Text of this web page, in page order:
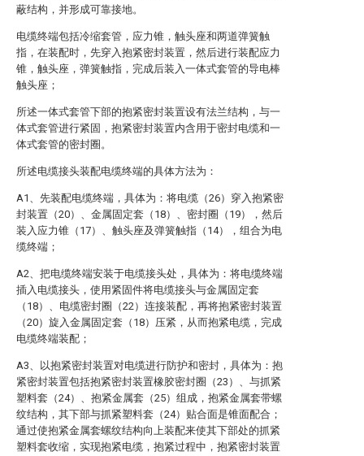
蔽结构，并形成可靠接地。
电缆终端包括冷缩套管，应力锥，触头座和两道弹簧触
指，在装配时，先穿入抱紧密封装置，然后进行装配应力
锥，触头座，弹簧触指，完成后装入一体式套管的导电棒
触头座；
所述一体式套管下部的抱紧密封装置设有法兰结构，与一
体式套管进行紧固，抱紧密封装置内含用于密封电缆和一
体式套管的密封圈。
所述电缆接头装配电缆终端的具体方法为：
A1、先装配电缆终端，具体为：将电缆（26）穿入抱紧密
封装置（20）、金属固定套（18）、密封圈（19），然后
装入应力锥（17）、触头座及弹簧触指（14），组合为电
缆终端；
A2、把电缆终端安装于电缆接头处，具体为：将电缆终端
插入电缆接头，使用紧固件将电缆接头与金属固定套
（18）、电缆密封圈（22）连接装配，再将抱紧密封装置
（20）旋入金属固定套（18）压紧，从而抱紧电缆，完成
电缆终端装配；
A3、以抱紧密封装置对电缆进行防护和密封，具体为：抱
紧密封装置包括抱紧密封装置橡胶密封圈（23）、与抓紧
塑料套（24）、抱紧金属套（25）组成，抱紧金属套带螺
纹结构，其下部与抓紧塑料套（24）贴合面是锥面配合；
通过使抱紧金属套螺纹结构向上装配来使其下部处的抓紧
塑料套收缩，实现抱紧电缆，抱紧过程中，抱紧密封装置